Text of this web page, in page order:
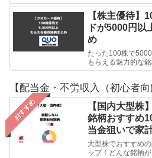
【株主優待】
ドが5000円以
め
たった100株で
もらえる魅力的な
【配当金・不労収入（初心者向
おすすめ
【国内大型株
銘柄おすすめ
当金狙いで家
大型株でおすすめ
ップ！どんな銘柄